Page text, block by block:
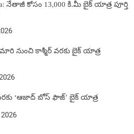
నేతాజీ కోసం 13,000 కి.మీ బైక్ యాత్ర పూర్తి
నుంచి కాశ్మీర్ వరకు బైక్ యాత్ర
‘ఆజాద్ బోస్ ఫౌజ్’ బైక్ యాత్ర